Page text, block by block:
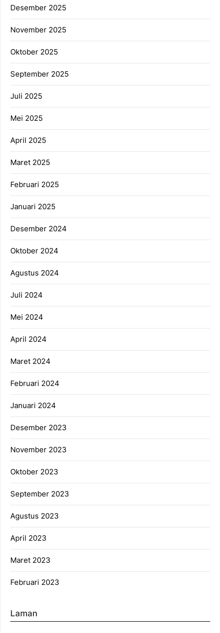
Desember 2025
November 2025
Oktober 2025
September 2025
Juli 2025
Mei 2025
April 2025
Maret 2025
Februari 2025
Januari 2025
Desember 2024
Oktober 2024
Agustus 2024
Juli 2024
Mei 2024
April 2024
Maret 2024
Februari 2024
Januari 2024
Desember 2023
November 2023
Oktober 2023
September 2023
Agustus 2023
April 2023
Maret 2023
Februari 2023
Laman